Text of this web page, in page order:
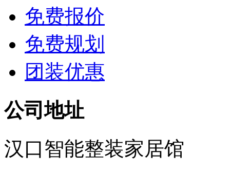
免费报价
免费规划
团装优惠
公司地址
汉口智能整装家居馆